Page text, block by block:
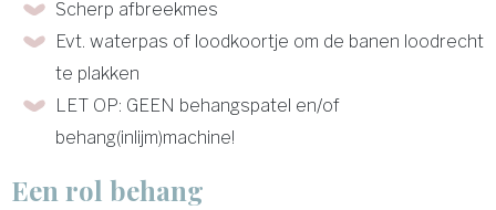
Scherp afbreekmes
Evt. waterpas of loodkoortje om de banen loodrecht
te plakken
LET OP: GEEN behangspatel en/of
behang(inlijm)machine!
Een rol behang